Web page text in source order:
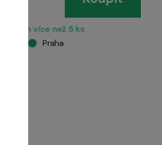
skladem více než 5 ks
Brno
Praha